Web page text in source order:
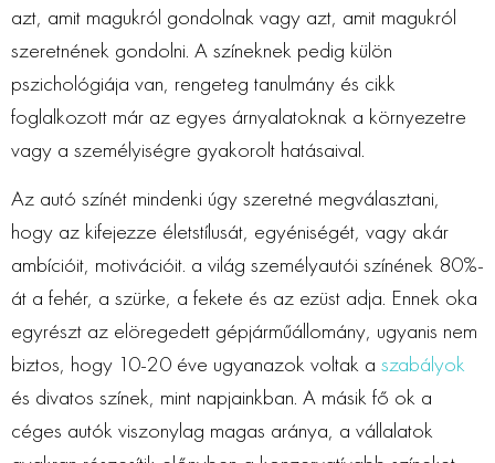
azt, amit magukról gondolnak vagy azt, amit magukról
szeretnének gondolni. A színeknek pedig külön
pszichológiája van, rengeteg tanulmány és cikk
foglalkozott már az egyes árnyalatoknak a környezetre
vagy a személyiségre gyakorolt hatásaival.
Az autó színét mindenki úgy szeretné megválasztani,
hogy az kifejezze életstílusát, egyéniségét, vagy akár
ambícióit, motivációit. a világ személyautói színének 80%-
át a fehér, a szürke, a fekete és az ezüst adja. Ennek oka
egyrészt az elöregedett gépjárműállomány, ugyanis nem
biztos, hogy 10-20 éve ugyanazok voltak a szabályok
és divatos színek, mint napjainkban. A másik fő ok a
céges autók viszonylag magas aránya, a vállalatok